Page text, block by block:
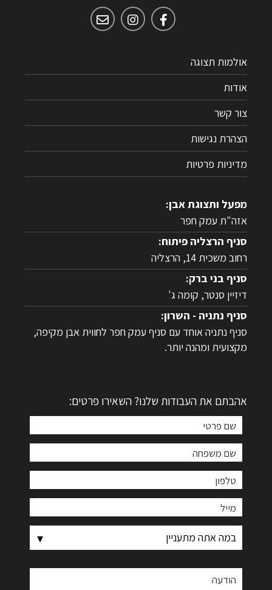
אולמות תצוגה
אודות
צור קשר
הצהרת נגישות
מדיניות פרטיות
מפעל ותצוגת אבן:
אזה"ת עמק חפר
סניף הרצליה פיתוח:
רחוב משכית 14, הרצליה
סניף בני ברק:
דיזיין סנטר, קומה ג'
סניף נתניה - השרון:
סניף נתניה אוחד עם סניף עמק חפר לחווית אבן מקיפה,
מקצועית ומהנה יותר.
אהבתם את העבודות שלנו? השאירו פרטים: